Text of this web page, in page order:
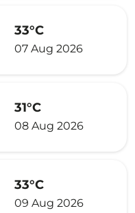
33°C
07 Aug 2026
31°C
08 Aug 2026
33°C
09 Aug 2026